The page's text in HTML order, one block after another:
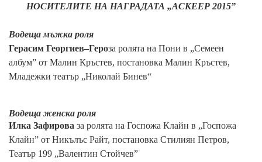
НОСИТЕЛИТЕ НА НАГРАДАТА „АСКЕЕР 2015”
Водеща мъжка роля
Герасим Георгиев–Героза ролята на Пони в „Семеен
албум” от Малин Кръстев, постановка Малин Кръстев,
Младежки театър „Николай Бинев“
Водеща женска роля
Илка Зафирова за ролята на Госпожа Клайн в „Госпожа
Клайн” от Никълъс Райт, постановка Стилиян Петров,
Театър 199 „Валентин Стойчев”